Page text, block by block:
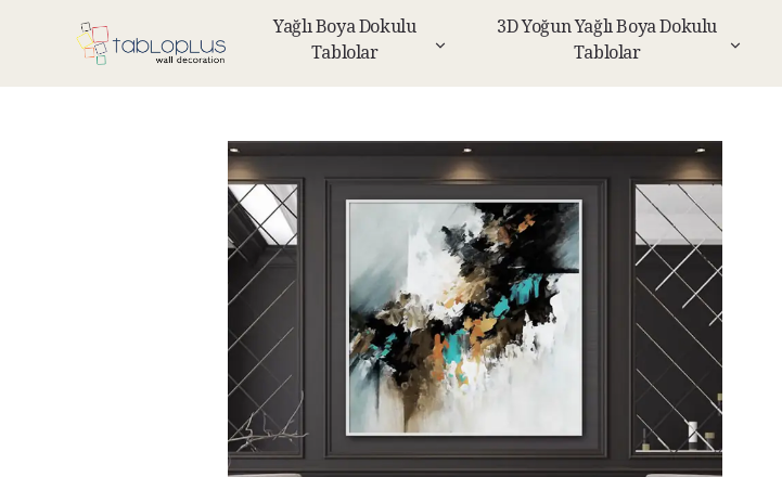
Yağlı Boya Dokulu
Tablolar
3D Yoğun Yağlı Boya Dokulu
Tablolar